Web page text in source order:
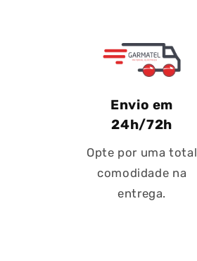
Envio em
24h/72h
Opte por uma total
comodidade na
entrega.